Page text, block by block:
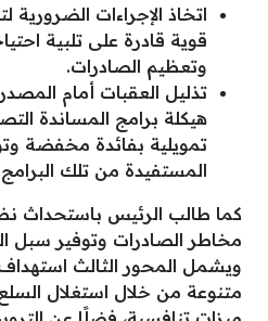
اتخاذ الإجراءات الضرورية
قوية قادرة على تلبية
وتعظيم الصادرات.
تذليل العقبات أمام
هيكلة برامج المساندة
تمويلية بفائدة مخفضة
المستفيدة من تلك
كما طالب الرئيس باستحداث
مخاطر الصادرات وتوفير سبل
ويشمل المحور الثالث
متنوعة من خلال استغلال